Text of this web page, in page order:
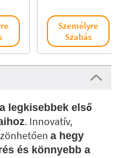
Személyre
Szabás
legkisebbek első
. Innovatív,
a hegy
és könnyebb a